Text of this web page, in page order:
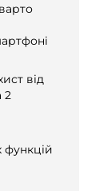
від
2
функцій